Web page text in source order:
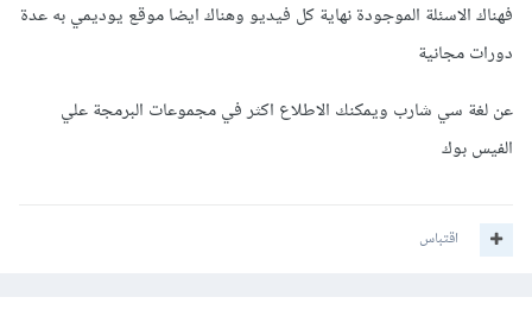
فهناك الاسئلة الموجودة نهاية كل فيديو وهناك ايضا موقع يوديمي به عدة
دورات مجانية
عن لغة سي شارب ويمكنك الاطلاع اكثر في مجموعات البرمجة علي
الفيس بوك
اقتباس